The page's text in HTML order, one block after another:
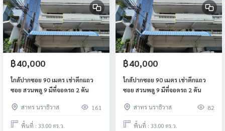
฿40,000
ใกล้ปากซอย 90 เมตร เช่าตึกแถว
ซอย สวนพลู 9 มีที่จอดรถ 2 คัน
สาทร นราธิวาส 161
พื้นที่ : 33.00 ตร.ว.
฿40,000
ใกล้ปากซอย 90 เมตร เช่าตึกแถว
ซอย สวนพลู 9 มีที่จอดรถ 2 คัน
สาทร นราธิวาส 82
พื้นที่ : 33.00 ตร.ว.